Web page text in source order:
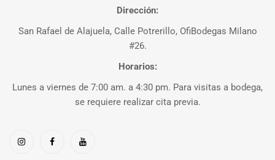
Dirección:
San Rafael de Alajuela, Calle Potrerillo, OfiBodegas Milano
#26.
Horarios:
Lunes a viernes de 7:00 am. a 4:30 pm. Para visitas a bodega,
se requiere realizar cita previa.